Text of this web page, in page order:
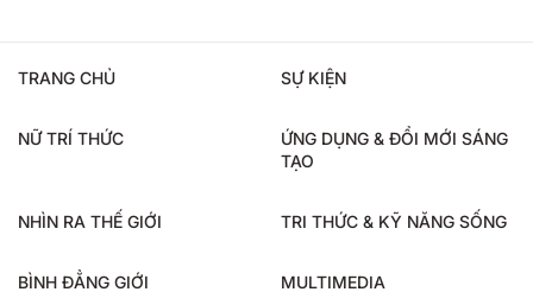
TRANG CHỦ SỰ KIỆN
NỮ TRÍ THỨC
ỨNG DỤNG & ĐỔI MỚI SÁNG
TẠO
NHÌN RA THẾ GIỚI TRI THỨC & KỸ NĂNG SỐNG
BÌNH ĐẲNG GIỚI MULTIMEDIA